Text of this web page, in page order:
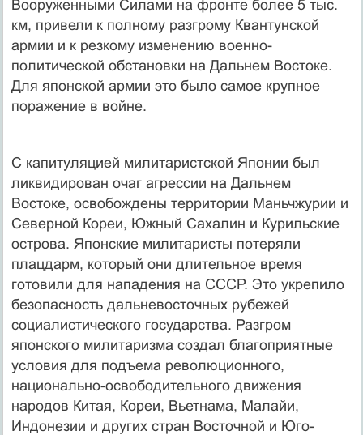
Вооруженными Силами на фронте более 5 тыс.
км, привели к полному разгрому Квантунской
армии и к резкому изменению военно-
политической обстановки на Дальнем Востоке.
Для японской армии это было самое крупное
поражение в войне.
С капитуляцией милитаристской Японии был
ликвидирован очаг агрессии на Дальнем
Востоке, освобождены территории Маньчжурии и
Северной Кореи, Южный Сахалин и Курильские
острова. Японские милитаристы потеряли
плацдарм, который они длительное время
готовили для нападения на СССР. Это укрепило
безопасность дальневосточных рубежей
социалистического государства. Разгром
японского милитаризма создал благоприятные
условия для подъема революционного,
национально-освободительного движения
народов Китая, Кореи, Вьетнама, Малайи,
Индонезии и других стран Восточной и Юго-